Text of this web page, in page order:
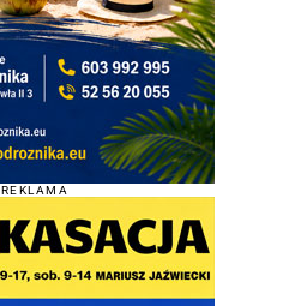
REKLAMA